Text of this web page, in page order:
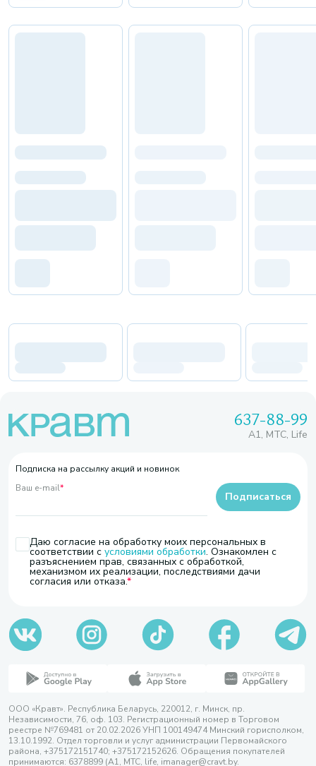
637-88-99
A1, МТС, Life
Подписка на рассылку акций и новинок
Ваш e-mail*
Даю согласие на обработку моих персональных в
соответствии с условиями обработки. Ознакомлен с
разъяснением прав, связанных с обработкой,
механизмом их реализации, последствиями дачи
согласия или отказа.
Подписаться
ООО «Кравт». Республика Беларусь, 220012, г. Минск, пр.
Независимости, 76, оф. 103. Регистрационный номер в Торговом
реестре №769481 от 20.02.2026 УНП 100149474 Минский горисполком,
13.10.1992. Отдел торговли и услуг администрации Первомайского
района, +375172151740; +375172152626. Обращения покупателей
принимаются: 6378899 (А1, МТС, life, imanager@cravt.by.